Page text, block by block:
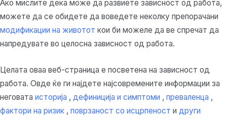
Ако мислите дека може да развиете зависност од работа,
можете да се обидете да воведете неколку препорачани
модификации на животот кои би можеле да ве спречат да
напредувате во целосна зависност од работа.
Целата оваа веб-страница е посветена на зависност од
работа. Овде ќе ги најдете најсовремените информации за
неговата историја , дефиниција и симптоми , преваленца ,
фактори на ризик , поврзаност со исцрпеност и други